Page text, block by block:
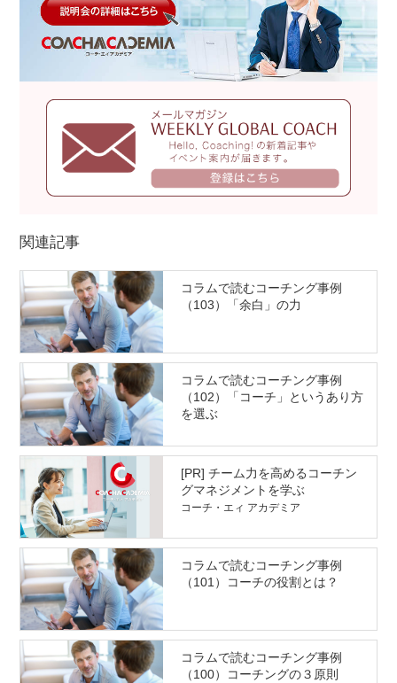
関連記事
コラムで読むコーチング事例
（103）「余白」の力
コラムで読むコーチング事例
（102）「コーチ」というあり方
を選ぶ
[PR] チーム力を高めるコーチン
グマネジメントを学ぶ
コーチ・エィ アカデミア
コラムで読むコーチング事例
（101）コーチの役割とは？
コラムで読むコーチング事例
（100）コーチングの３原則